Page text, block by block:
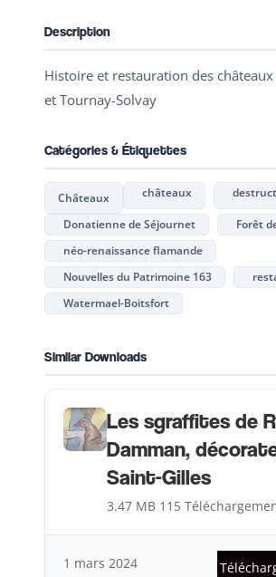
Description
Histoire et restauration des
et Tournay-Solvay
Catégories & Étiquettes
Châteaux châteaux
Donatienne de Séjournet
Forêt
néo-renaissance flamande
Nouvelles du Patrimoine 163
Watermael-Boitsfort
Similar Downloads
Les sgraffites de
Damman,
Saint-Gilles
3.47 MB 115
1 mars 2024